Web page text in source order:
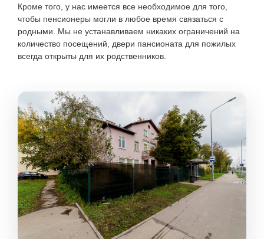
Кроме того, у нас имеется все необходимое для того,
чтобы пенсионеры могли в любое время связаться с
родными. Мы не устанавливаем никаких ограничений на
количество посещений, двери пансионата для пожилых
всегда открыты для их родственников.